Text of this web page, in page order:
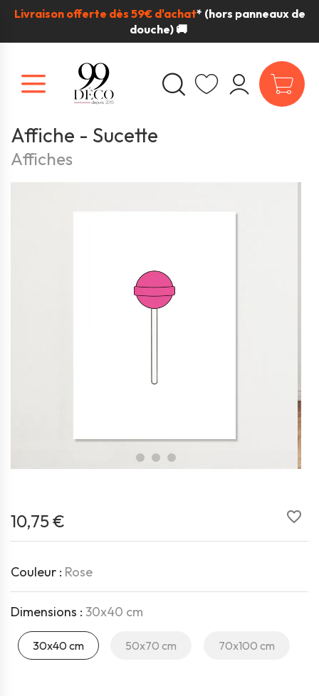
Livraison offerte dès 59€ d'achat* (hors panneaux de
douche) 🚚
Affiche - Sucette
Affiches
favorite_border
10,75 €
Couleur : Rose
Dimensions : 30x40 cm
30x40 cm 50x70 cm 70x100 cm